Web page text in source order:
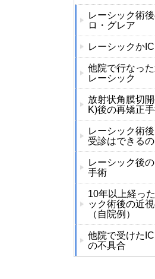
レーシック術
ロ・グレア
レーシックか
他院で行なっ
レーシック
放射状角膜切
K)後の再矯正
レーシック術
受診はできるの
レーシック後
手術
10年以上経っ
ック術後の近
（自院例）
他院で受けた
の不具合